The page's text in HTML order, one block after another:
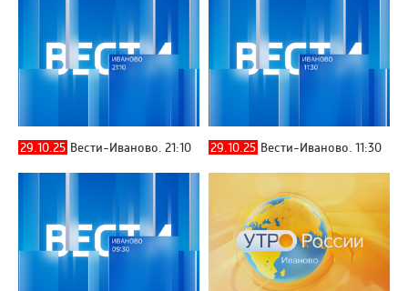
29.10.25 Вести-Иваново. 21:10 29.10.25 Вести-Иваново. 11:30